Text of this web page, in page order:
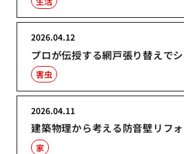
プロが伝授する網戸張り替えで
2026.04.12
害虫
建築物理から考える防音壁リフ
2026.04.11
家